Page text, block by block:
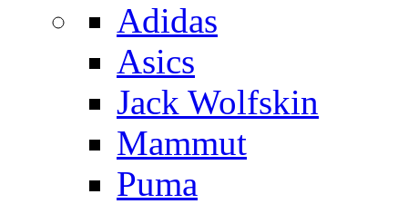
Adidas
Asics
Jack Wolfskin
Mammut
Puma